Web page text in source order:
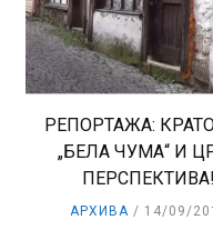
РЕПОРТАЖА:
„БЕЛА ЧУМА“ И
ПЕРСПЕКТИВА!
АРХИВА 14/09/